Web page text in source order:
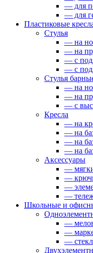
— для
— для
Пластиковые
Стулья
— на
— на
— с
— с
Стулья
— на
— на
— с
Кресла
— на
— на
— на
— на
Аксессуары
—
—
—
—
Школьные и
—
—
—